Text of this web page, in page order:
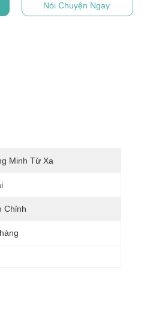
Nói Chuyện Ngay.
Minh Từ Xa
Chỉnh